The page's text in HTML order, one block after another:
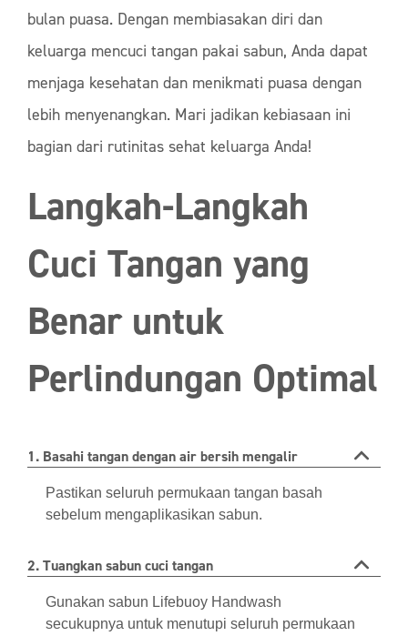
bulan puasa. Dengan membiasakan diri dan
keluarga mencuci tangan pakai sabun, Anda dapat
menjaga kesehatan dan menikmati puasa dengan
lebih menyenangkan. Mari jadikan kebiasaan ini
bagian dari rutinitas sehat keluarga Anda!
Langkah-Langkah
Cuci Tangan yang
Benar untuk
Perlindungan Optimal
1. Basahi tangan dengan air bersih mengalir
Pastikan seluruh permukaan tangan basah
sebelum mengaplikasikan sabun.
2. Tuangkan sabun cuci tangan
Gunakan sabun Lifebuoy Handwash
secukupnya untuk menutupi seluruh permukaan